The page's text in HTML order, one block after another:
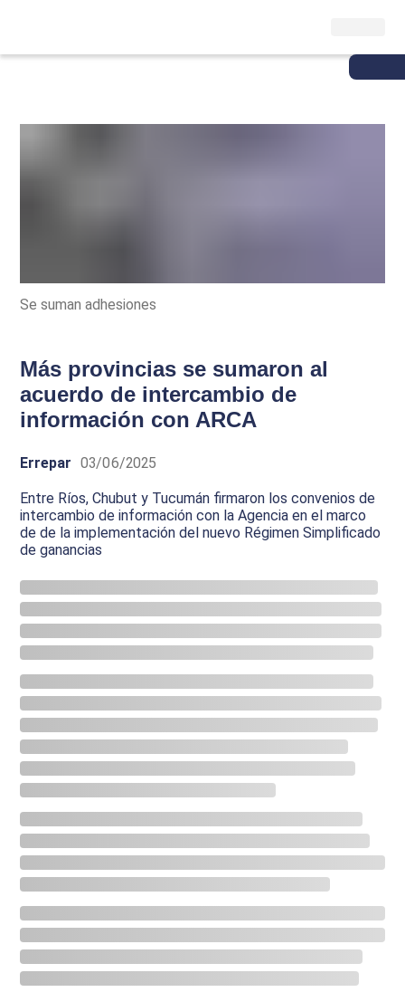
Se suman adhesiones
Más provincias se sumaron al
acuerdo de intercambio de
información con ARCA
Errepar 03/06/2025
Entre Ríos, Chubut y Tucumán firmaron los convenios de
intercambio de información con la Agencia en el marco
de de la implementación del nuevo Régimen Simplificado
de ganancias